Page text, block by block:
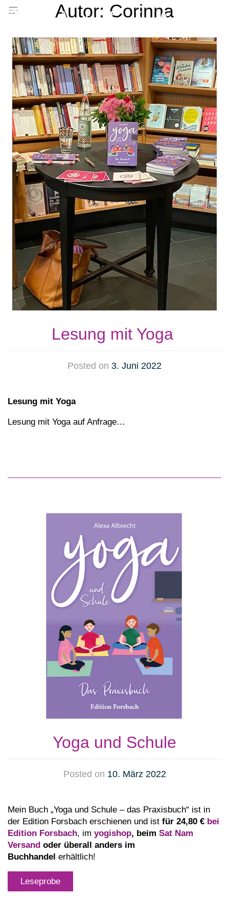
ALEXA
Autor: Corinna
Lesung mit Yoga
Posted on 3. Juni 2022
Lesung mit Yoga
Lesung mit Yoga auf Anfrage…
Yoga und Schule
Posted on 10. März 2022
Mein Buch „Yoga und Schule – das Praxisbuch“ ist in
der Edition Forsbach erschienen und ist für 24,80 € bei
Edition Forsbach, im yogishop, beim Sat Nam
Versand oder überall anders im
Buchhandel erhältlich!
Leseprobe